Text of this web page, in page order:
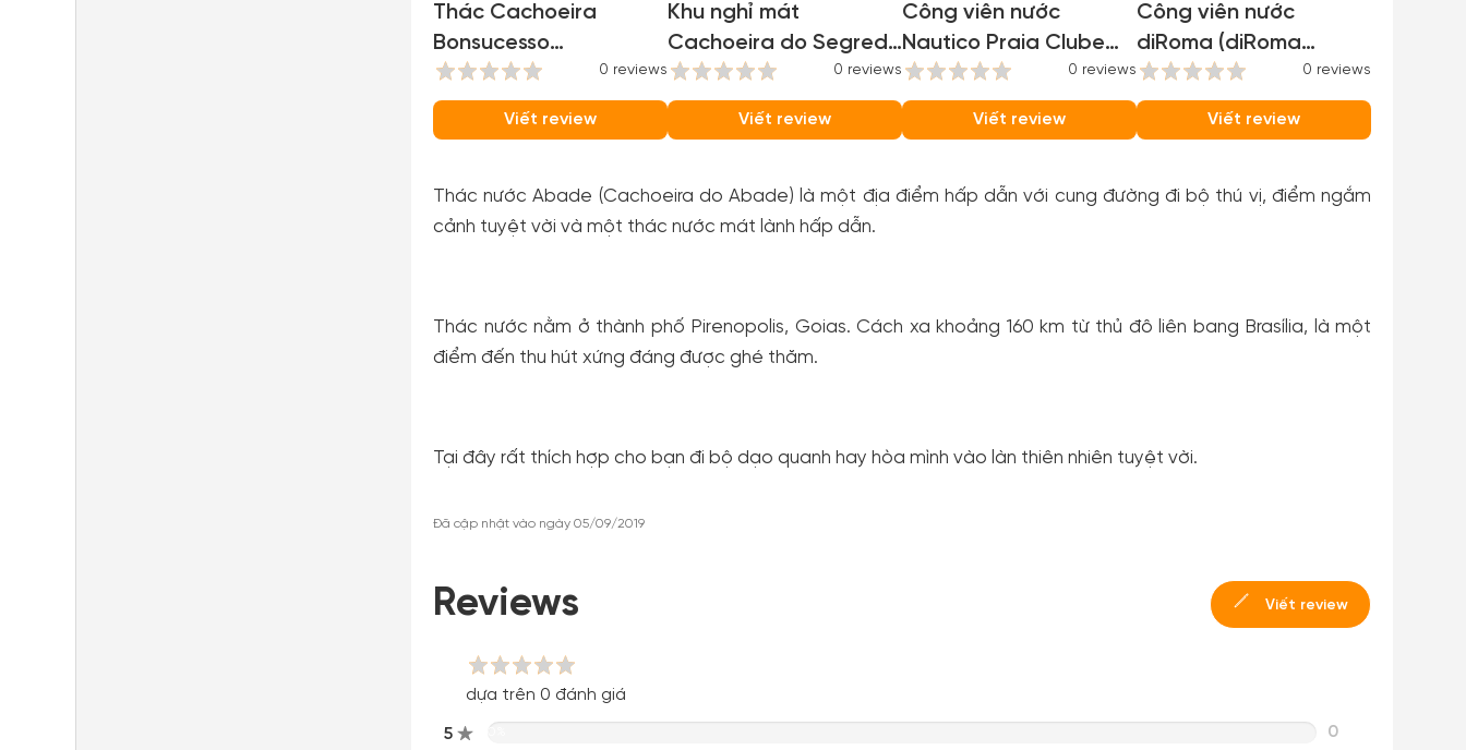
Thác Cachoeira
Bonsucesso
(Cachoeira
Bonsucesso)
0 reviews
Viết review
Khu nghỉ mát
Cachoeira do Segredo
(Cachoeira do
Segredo)
0 reviews
Viết review
Công viên nước
Nautico Praia Clube
(Nautico Praia Clube)
0 reviews
Viết review
Công viên nước
diRoma (diRoma
Acqua Park)
0 reviews
Viết review
Thác nước Abade (Cachoeira do Abade) là một địa điểm hấp dẫn với cung đường đi bộ thú vị, điểm ngắm
cảnh tuyệt vời và một thác nước mát lành hấp dẫn.
Thác nước nằm ở thành phố Pirenopolis, Goias. Cách xa khoảng 160 km từ thủ đô liên bang Brasília, là một
điểm đến thu hút xứng đáng được ghé thăm.
Tại đây rất thích hợp cho bạn đi bộ dạo quanh hay hòa mình vào làn thiên nhiên tuyệt vời.
Đã cập nhật vào ngày 05/09/2019
Reviews Viết review
dựa trên 0 đánh giá
5 0